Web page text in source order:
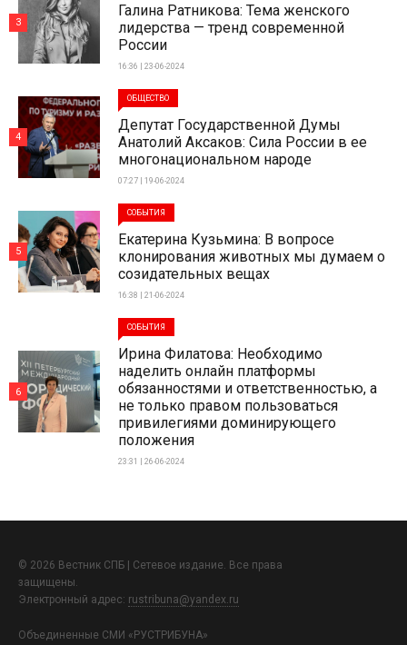
Галина Ратникова: Тема женского
лидерства — тренд современной
России
16:36 | 23-06-2024
3
ОБЩЕСТВО
Депутат Государственной Думы
Анатолий Аксаков: Сила России в ее
многонациональном народе
07:27 | 19-06-2024
4
СОБЫТИЯ
Екатерина Кузьмина: В вопросе
клонирования животных мы думаем о
созидательных вещах
16:38 | 21-06-2024
5
СОБЫТИЯ
Ирина Филатова: Необходимо
наделить онлайн платформы
обязанностями и ответственностью, а
не только правом пользоваться
привилегиями доминирующего
положения
23:31 | 26-06-2024
6
© 2026 Вестник СПБ | Сетевое издание. Все права
защищены.
Электронный адрес: rustribuna@yandex.ru
Объединенные СМИ «РУСТРИБУНА»